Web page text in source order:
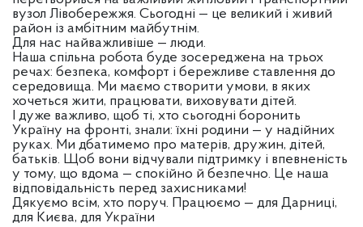
вузол Лівобережжя. Сьогодні — це великий і живий
район із амбітним майбутнім.
Для нас найважливіше — люди.
Наша спільна робота буде зосереджена на трьох
речах: безпека, комфорт і бережливе ставлення до
середовища. Ми маємо створити умови, в яких
хочеться жити, працювати, виховувати дітей.
І дуже важливо, щоб ті, хто сьогодні боронить
Україну на фронті, знали: їхні родини — у надійних
руках. Ми дбатимемо про матерів, дружин, дітей,
батьків. Щоб вони відчували підтримку і впевненість
у тому, що вдома — спокійно й безпечно. Це наша
відповідальність перед захисниками!
Дякуємо всім, хто поруч. Працюємо — для Дарниці,
для Києва, для України